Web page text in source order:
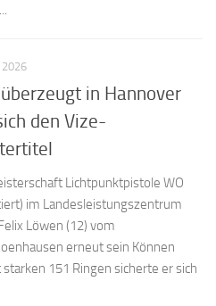
2026
in Hannover
den Vize-
Lichtpunktpistole WO
im Landesleistungszentrum
Löwen (12) vom
erneut sein Können
151 Ringen sicherte er sich